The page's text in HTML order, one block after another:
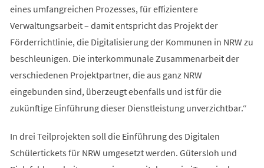
eines umfangreichen Prozesses, für effizientere
Verwaltungsarbeit – damit entspricht das Projekt der
Förderrichtlinie, die Digitalisierung der Kommunen in NRW zu
beschleunigen. Die interkommunale Zusammenarbeit der
verschiedenen Projektpartner, die aus ganz NRW
eingebunden sind, überzeugt ebenfalls und ist für die
zukünftige Einführung dieser Dienstleistung unverzichtbar.“
In drei Teilprojekten soll die Einführung des Digitalen
Schülertickets für NRW umgesetzt werden. Gütersloh und